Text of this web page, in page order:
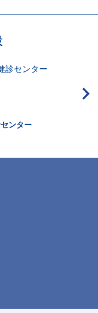
ンター